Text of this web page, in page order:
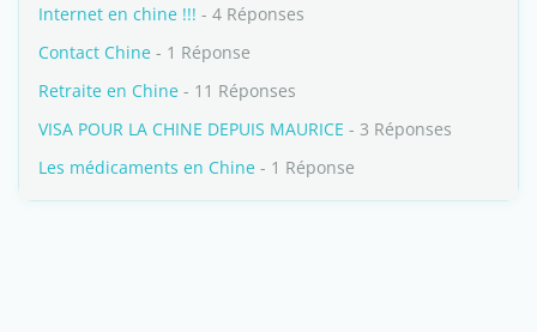
Internet en chine !!! - 4 Réponses
Contact Chine - 1 Réponse
Retraite en Chine - 11 Réponses
VISA POUR LA CHINE DEPUIS MAURICE - 3 Réponses
Les médicaments en Chine - 1 Réponse